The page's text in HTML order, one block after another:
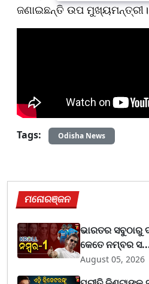
ଜଣାଇଛନ୍ତି ଉପ ମୁଖ୍ୟମନ୍ତ୍ରୀ।
Tags: Odisha News
ମନୋରଞ୍ଜନ
ଭାରତର ସବୁଠାରୁ
କେତେ ନମ୍ବର
August 05, 2026